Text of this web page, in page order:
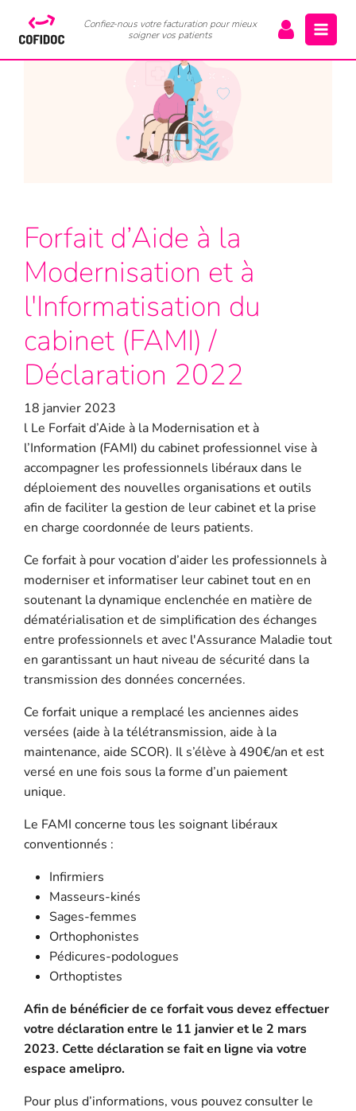
Confiez-nous votre facturation pour mieux
soigner vos patients
Forfait d’Aide à la
Modernisation et à
l'Informatisation du
cabinet (FAMI) /
Déclaration 2022
18 janvier 2023
l Le Forfait d’Aide à la Modernisation et à
l’Information (FAMI) du cabinet professionnel vise à
accompagner les professionnels libéraux dans le
déploiement des nouvelles organisations et outils
afin de faciliter la gestion de leur cabinet et la prise
en charge coordonnée de leurs patients.
Ce forfait à pour vocation d’aider les professionnels à
moderniser et informatiser leur cabinet tout en en
soutenant la dynamique enclenchée en matière de
dématérialisation et de simplification des échanges
entre professionnels et avec l'Assurance Maladie tout
en garantissant un haut niveau de sécurité dans la
transmission des données concernées.
Ce forfait unique a remplacé les anciennes aides
versées (aide à la télétransmission, aide à la
maintenance, aide SCOR). Il s’élève à 490€/an et est
versé en une fois sous la forme d’un paiement
unique.
Le FAMI concerne tous les soignant libéraux
conventionnés :
Infirmiers
Masseurs-kinés
Sages-femmes
Orthophonistes
Pédicures-podologues
Orthoptistes
Afin de bénéficier de ce forfait vous devez effectuer
votre déclaration entre le 11 janvier et le 2 mars
2023. Cette déclaration se fait en ligne via votre
espace amelipro.
Pour plus d’informations, vous pouvez consulter le